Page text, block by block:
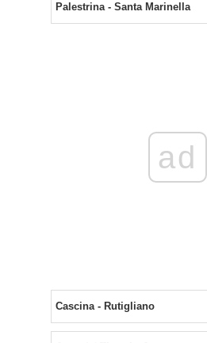
Palestrina - Santa Marinella
ad
Cascina - Rutigliano